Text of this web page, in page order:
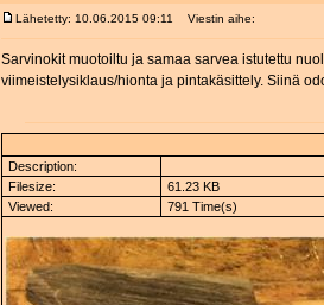
Lähetetty: 10.06.2015 09:11 Viestin aihe:
Sarvinokit muotoiltu ja samaa sarvea istutettu
viimeistelysiklaus/hionta ja pintakäsittely. Siinä
Description:
Filesize:
61.23 KB
Viewed:
791 Time(s)